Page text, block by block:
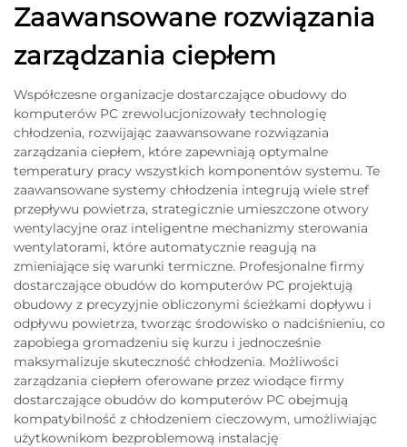
Zaawansowane rozwiązania
zarządzania ciepłem
Współczesne organizacje dostarczające obudowy do
komputerów PC zrewolucjonizowały technologię
chłodzenia, rozwijając zaawansowane rozwiązania
zarządzania ciepłem, które zapewniają optymalne
temperatury pracy wszystkich komponentów systemu. Te
zaawansowane systemy chłodzenia integrują wiele stref
przepływu powietrza, strategicznie umieszczone otwory
wentylacyjne oraz inteligentne mechanizmy sterowania
wentylatorami, które automatycznie reagują na
zmieniające się warunki termiczne. Profesjonalne firmy
dostarczające obudów do komputerów PC projektują
obudowy z precyzyjnie obliczonymi ścieżkami dopływu i
odpływu powietrza, tworząc środowisko o nadciśnieniu, co
zapobiega gromadzeniu się kurzu i jednocześnie
maksymalizuje skuteczność chłodzenia. Możliwości
zarządzania ciepłem oferowane przez wiodące firmy
dostarczające obudów do komputerów PC obejmują
kompatybilność z chłodzeniem cieczowym, umożliwiając
użytkownikom bezproblemową instalację